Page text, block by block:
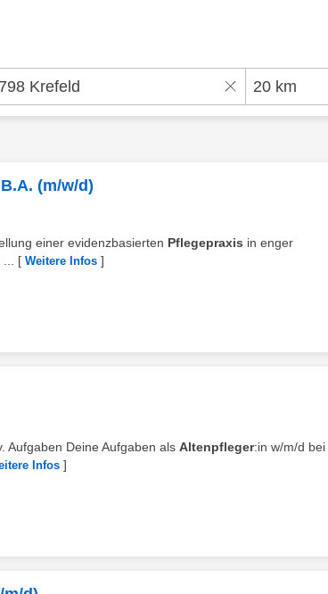
(m/w/d)
einer evidenzbasierten Pflegepraxis in enger
[ Weitere Infos ]
Aufgaben Deine Aufgaben als Altenpfleger:in w/m/d bei
Infos ]